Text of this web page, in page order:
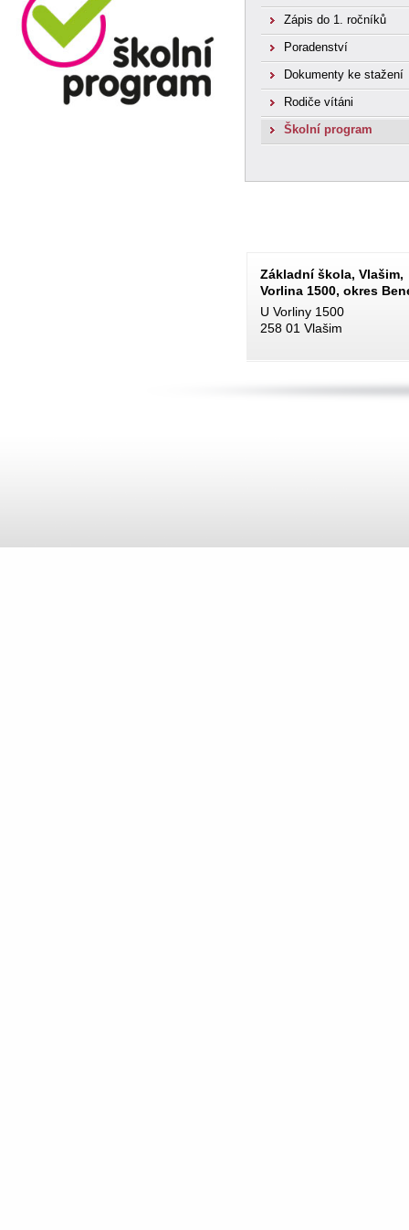
Zápis do 1. ročníků
Poradenství
Dokumenty ke stažení
Rodiče vítáni
Školní program
Základní škola, Vlašim,
Vorlina 1500, okres
U Vorliny 1500
258 01 Vlašim